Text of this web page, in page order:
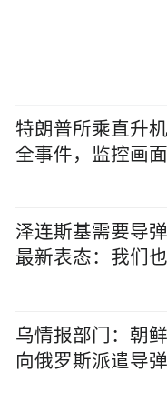
特朗普所乘直升
全事件，监控画
泽连斯基需要导
最新表态：我们
乌情报部门：朝
向俄罗斯派遣导